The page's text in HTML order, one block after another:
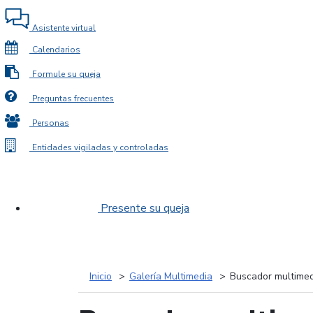
Asistente virtual
Calendarios
Formule su queja
Preguntas frecuentes
Personas
Entidades vigiladas y controladas
Presente su queja
Inicio Galería Multimedia Buscador